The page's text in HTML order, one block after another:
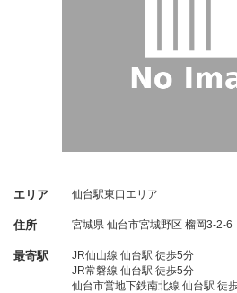
エリア 仙台駅東口エリア
住所 宮城県 仙台市宮城野区 榴岡3-2-6
最寄駅
JR仙山線 仙台駅 徒歩5分
JR常磐線 仙台駅 徒歩5分
仙台市営地下鉄南北線 仙台駅 徒